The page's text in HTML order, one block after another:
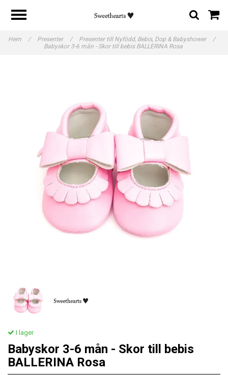
Hem / Presenter / Presenter till Nyfödd, Bebis, Dop & Babyshower
/
Babyskor 3-6 mån - Skor till bebis BALLERINA Rosa
I lager
Babyskor 3-6 mån - Skor till bebis
BALLERINA Rosa